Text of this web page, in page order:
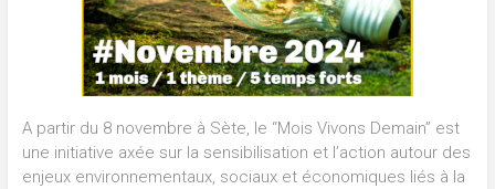
A partir du 8 novembre à Sète, le “Mois Vivons Demain” est
une initiative axée sur la sensibilisation et l’action autour des
enjeux environnementaux, sociaux et économiques liés à la